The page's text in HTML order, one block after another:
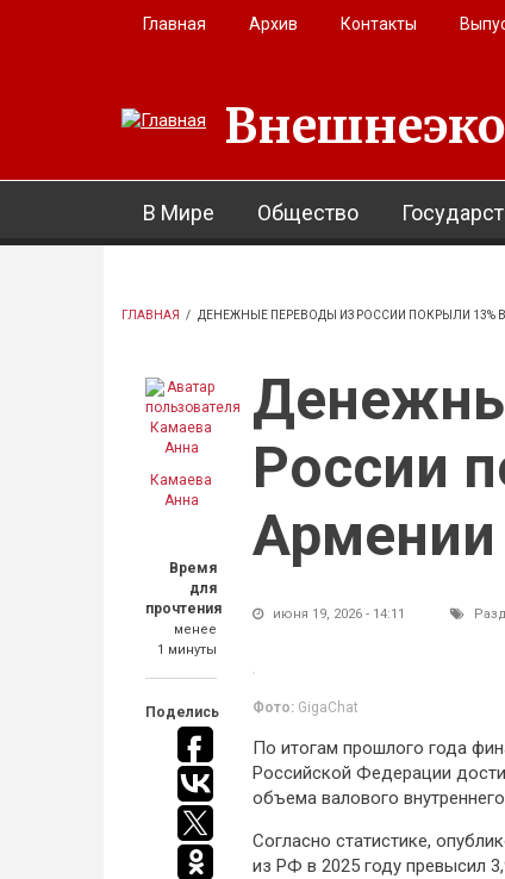
Перейти к основному содержанию
Главная Архив Контакты
В Мире Общество
ГЛАВНАЯ / ДЕНЕЖНЫЕ ПЕРЕВОДЫ ИЗ РОССИИ ПОКРЫЛИ 13%
Камаева
Анна
Время
для
прочтения
менее
1 минуты
Поделись
России
Армении
июня 19, 2026 - 14:11
Фото: GigaChat
По итогам прошлого года
Российской Федерации
объема валового
Согласно статистике,
из РФ в 2025 году превысил